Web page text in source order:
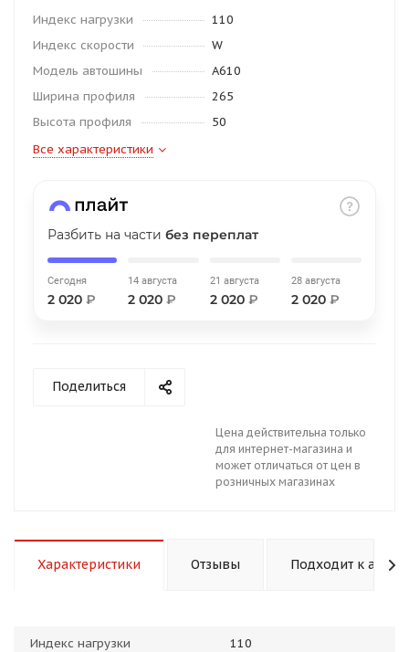
Индекс нагрузки
110
Индекс скорости
W
Модель автошины
A610
Ширина профиля
265
Высота профиля
50
Все характеристики
Разбить на части без переплат
Сегодня
2 020 ₽
14 августа
2 020₽
21 августа
2 020 ₽
28 августа
2 020 ₽
Поделиться
Цена действительна только
для интернет-магазина и
может отличаться от цен в
розничных магазинах
Характеристики Отзывы Подходит к авто
Индекс нагрузки 110
Остались вопросы?
8 800 302-02-51
plait.ru